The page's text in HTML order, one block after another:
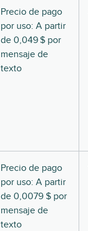
Precio de pago
por uso: A partir
de 0,049 $ por
mensaje de
texto
Precio de pago
por uso: A partir
de 0,0079 $ por
mensaje de
texto